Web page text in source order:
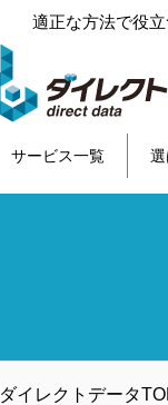
適正な方法で役
サービス一覧
ダイレクトデータ